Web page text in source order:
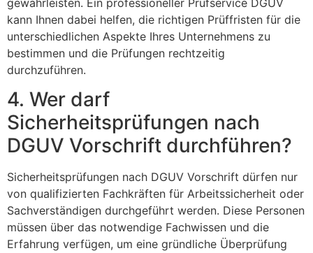
kann Ihnen dabei helfen, die richtigen Prüffristen für die
unterschiedlichen Aspekte Ihres Unternehmens zu
bestimmen und die Prüfungen rechtzeitig
durchzuführen.
4. Wer darf
Sicherheitsprüfungen nach
DGUV Vorschrift durchführen?
Sicherheitsprüfungen nach DGUV Vorschrift dürfen nur
von qualifizierten Fachkräften für Arbeitssicherheit oder
Sachverständigen durchgeführt werden. Diese Personen
müssen über das notwendige Fachwissen und die
Erfahrung verfügen, um eine gründliche Überprüfung